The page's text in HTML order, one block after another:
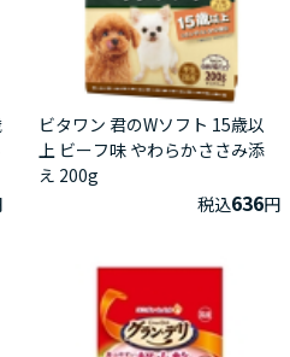
ビタワン 君のWソフト 15歳以
上 ビーフ味 やわらかささみ添
え 200g
税込636円